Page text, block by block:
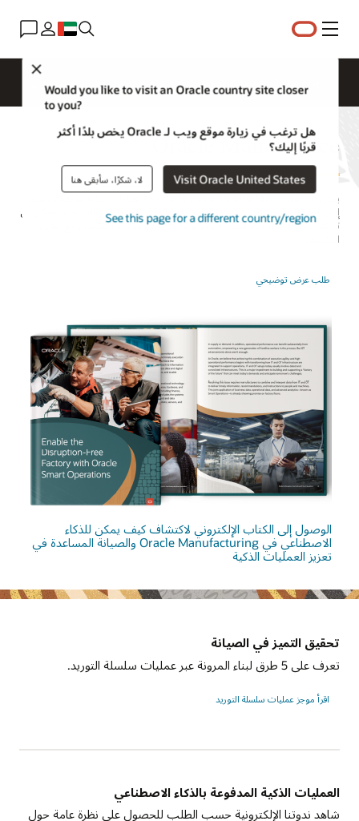
القائمة
Would you like to visit an Oracle country site closer
to you?
هل ترغب في زيارة موقع ويب لـ Oracle يخص بلدًا أكثر
قربًا إليك؟
Visit Oracle United States لا، شكرًا، سأبقى هنا
See this page for a different country/region
Oracle Maintenance
إدارة أصول مؤسستك. باستخدام إمكانات الذكاء الاصطناعي المضمنة، يمكن أن
تساعدك في زيادة أداء الصيانة وموثوقية الأصول ووقت التشغيل مع تقليل
التكاليف.
طلب عرض توضيحي
الوصول إلى الكتاب الإلكتروني لاكتشاف كيف يمكن للذكاء
الاصطناعي في Oracle Manufacturing والصيانة المساعدة في
تعزيز العمليات الذكية
تحقيق التميز في الصيانة
تعرف على 5 طرق لبناء المرونة عبر عمليات سلسلة التوريد.
اقرأ موجز عمليات سلسلة التوريد
العمليات الذكية المدفوعة بالذكاء الاصطناعي
شاهد ندوتنا الإلكترونية حسب الطلب للحصول على نظرة عامة حول